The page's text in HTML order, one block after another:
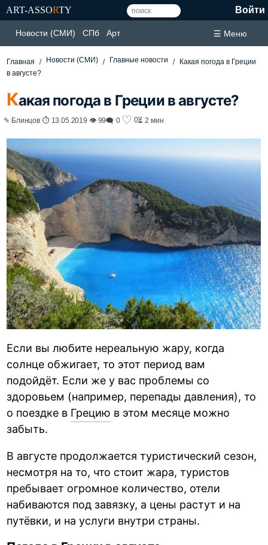
ART-ASSORTY Войти
Новости (СМИ) СПб Арт ☰ Меню
Главная Новости (СМИ) Главные новости
Какая погода в Греции
в августе?
Какая погода в Греции в августе?
✎ Блинцов ⏱ 13.05.2019 👁 99🗨 0 ♡ 0⏳ 2 мин
Если вы любите нереальную жару, когда
солнце обжигает, то этот период вам
подойдёт. Если же у вас проблемы со
здоровьем (например, перепады давления), то
о поездке в Грецию в этом месяце можно
забыть.
В августе продолжается туристический сезон,
несмотря на то, что стоит жара, туристов
пребывает огромное количество, отели
набиваются под завязку, а цены растут и на
путёвки, и на услуги внутри страны.